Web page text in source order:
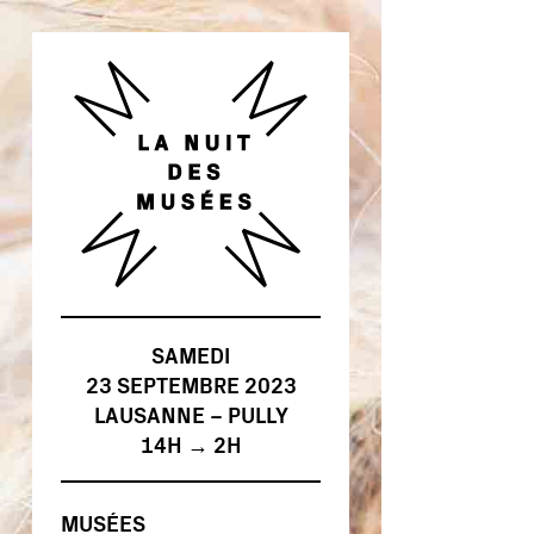
SAMEDI
23 SEPTEMBRE 2023
LAUSANNE – PULLY
14H → 2H
MUSÉES